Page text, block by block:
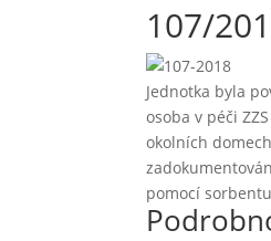
107/
Jednotka byla
osoba v péči
okolních
pomocí